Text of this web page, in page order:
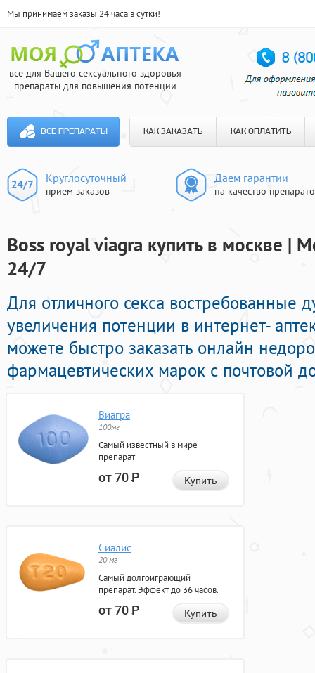
Мы принимаем заказы 24 часа в сутки!
все для Вашего сексуального здоровья
препараты для повышения потенции
ВСЕ ПРЕПАРАТЫ КАК ЗАКАЗАТЬ КАК ОПЛАТИТЬ
Круглосуточный
прием заказов
Даем гарантии
на качество
Boss royal viagra купить в москве |
24/7
Для отличного секса востребованные
увеличения потенции в интернет-
можете быстро заказать онлайн
фармацевтических марок с почтовой
Виагра
100мг
Самый известный в мире
препарат
от 70Р Купить
Сиалис
20 мг
Самый долгоиграющий
препарат. Эффект до 36 часов.
от 70Р Купить